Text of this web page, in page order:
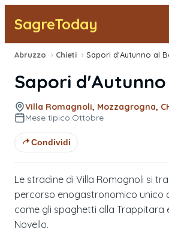
SagreToday
Segnala una sagra
Tutte le Sagre
Vicino a Me
Abruzzo › Chieti › Sapori d'Autunno al
Sapori
Villa Romagnoli, Mozzagrogna,
Mese tipico:Ottobre
Condividi
Le stradine di Villa Romagnoli si
percorso enogastronomico unico
come gli spaghetti alla Trappitara
Novello.